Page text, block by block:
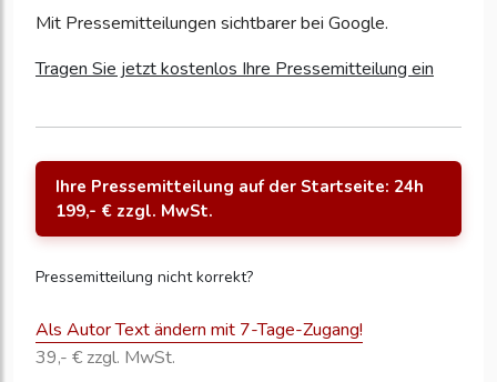
Mit Pressemitteilungen sichtbarer bei Google.
Tragen Sie jetzt kostenlos Ihre Pressemitteilung ein
Ihre Pressemitteilung auf der Startseite: 24h
199,- € zzgl. MwSt.
Pressemitteilung nicht korrekt?
Als Autor Text ändern mit 7-Tage-Zugang!
39,- € zzgl. MwSt.